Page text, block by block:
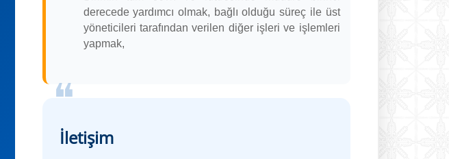
derecede yardımcı olmak, bağlı olduğu süreç ile üst
yöneticileri tarafından verilen diğer işleri ve işlemleri
yapmak,
İletişim